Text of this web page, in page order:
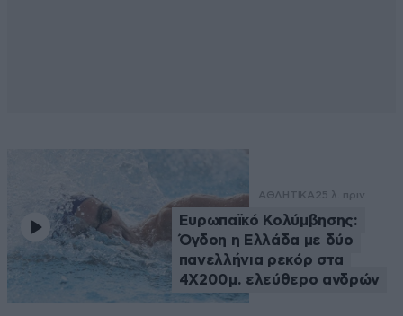
ΑΘΛΗΤΙΚΑ25 λ. πριν
Ευρωπαϊκό Κολύμβησης:
Όγδοη η Ελλάδα με δύο
πανελλήνια ρεκόρ στα
4Χ200μ. ελεύθερο ανδρών